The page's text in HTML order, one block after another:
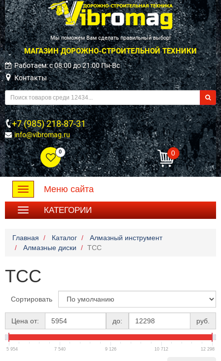
Мы поможем Вам сделать правильный выбор!
МАГАЗИН ДОРОЖНО-СТРОИТЕЛЬНОЙ ТЕХНИКИ
Работаем: c 08:00 до 21:00 Пн-Вс
Контакты
+7 (985) 218-87-31
info@vibromag.ru
0 0
Toggle
navigation
Меню сайта
КАТЕГОРИИ
Главная Каталог
Алмазный инструмент
Алмазные диски
TCC
TCC
Сортировать
Цена от: до: руб.
5 954 7 540 9 126 10 712 12 298